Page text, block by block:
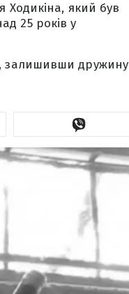
Ходикіна, який був
25 років у
залишивши дружину